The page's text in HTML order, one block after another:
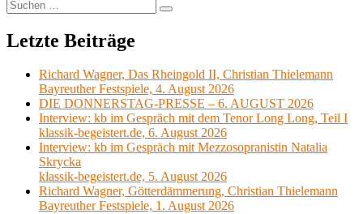
nach:
Suchen
Letzte Beiträge
Richard Wagner, Das Rheingold II, Christian Thielemann
Bayreuther Festspiele, 4. August 2026
DIE DONNERSTAG-PRESSE – 6. AUGUST 2026
Interview: kb im Gespräch mit dem Tenor Long Long, Teil I
klassik-begeistert.de, 6. August 2026
Interview: kb im Gespräch mit Mezzosopranistin Natalia
Skrycka
klassik-begeistert.de, 5. August 2026
Richard Wagner, Götterdämmerung, Christian Thielemann
Bayreuther Festspiele, 1. August 2026